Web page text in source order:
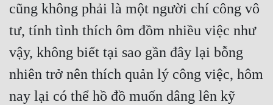
cũng không phải là một người chí công vô
tư, tính tình thích ôm đồm nhiều việc như
vậy, không biết tại sao gần đây lại bỗng
nhiên trở nên thích quản lý công việc, hôm
nay lại có thể hồ đồ muốn dâng lên kỹ